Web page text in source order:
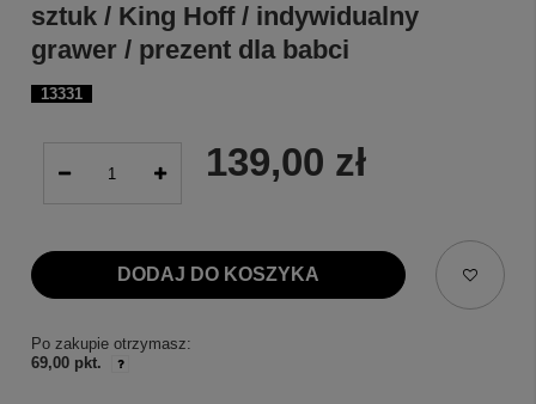
13331
sztuk / King Hoff / indywidualny
grawer / prezent dla babci
139,00 zł
DODAJ DO KOSZYKA
Po zakupie otrzymasz:
69,00 pkt.